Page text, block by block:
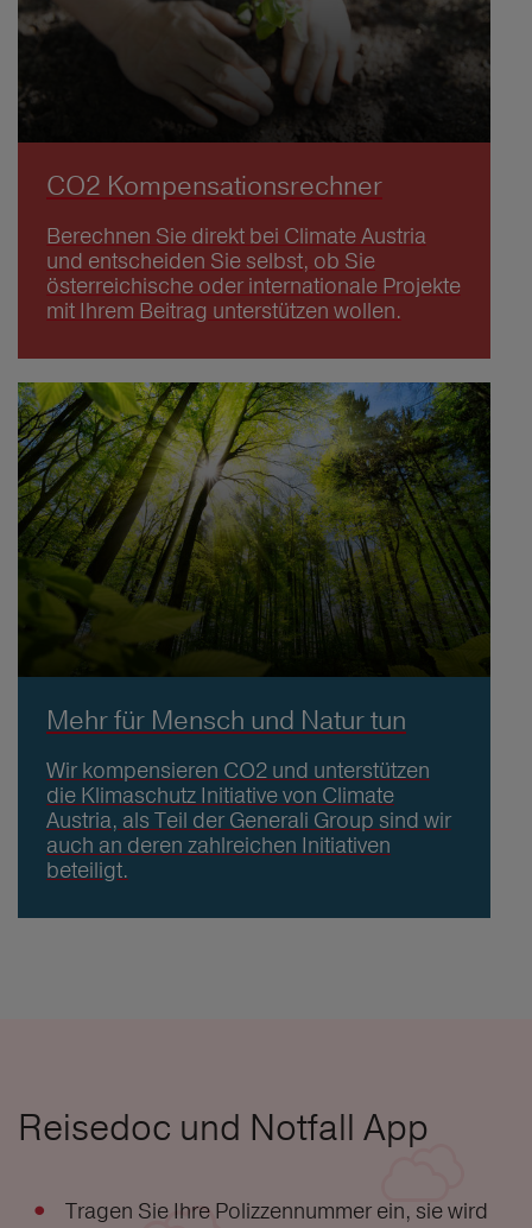
CO2 Kompensationsrechner
Berechnen Sie direkt bei Climate Austria
und entscheiden Sie selbst, ob Sie
österreichische oder internationale Projekte
mit Ihrem Beitrag unterstützen wollen.
Mehr für Mensch und Natur tun
Wir kompensieren CO2 und unterstützen
die Klimaschutz Initiative von Climate
Austria, als Teil der Generali Group sind wir
auch an deren zahlreichen Initiativen
beteiligt.
Reisedoc und Notfall App
Tragen Sie Ihre Polizzennummer ein, sie wird